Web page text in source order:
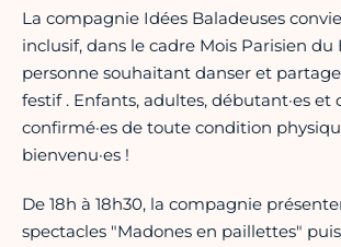
La compagnie Idées Baladeuses
inclusif, dans le cadre Mois Parisien
personne souhaitant danser et
festif . Enfants, adultes, débutant·es et
confirmé·es de toute condition
bienvenu·es !
De 18h à 18h30, la compagnie
spectacles "Madones en paillettes"